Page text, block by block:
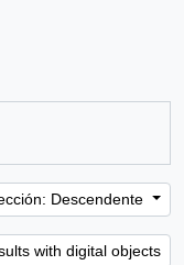
Descendente
with digital objects